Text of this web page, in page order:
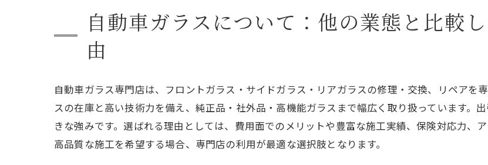
実例から学ぶ：自動車ガラスのトラブル解決と対応の
会社概要
自動車ガラスについて：他の業態と比較
由
自動車ガラス専門店は、フロントガラス・サイドガラス・リアガラスの修理・交換、リペアを
スの在庫と高い技術力を備え、純正品・社外品・高機能ガラスまで幅広く取り扱っています。
きな強みです。選ばれる理由としては、費用面でのメリットや豊富な施工実績、保険対応力、
高品質な施工を希望する場合、専門店の利用が最適な選択肢となります。